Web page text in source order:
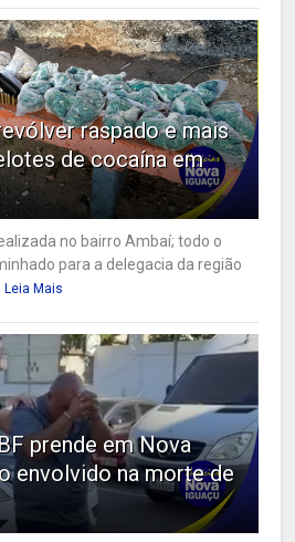
raspado e mais
de cocaína em
no bairro Ambaí; todo o
para a delegacia da região
Leia Mais
prende em Nova
envolvido na morte de